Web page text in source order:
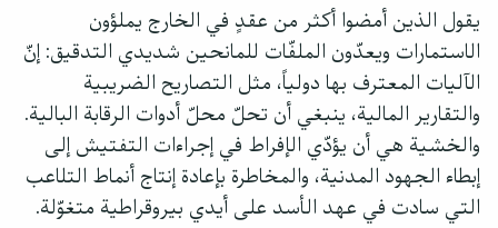
يقول الذين أمضوا أكثر من عقدٍ في الخارج يملؤون
الاستمارات ويعدّون الملفّات للمانحين شديدي التدقيق: إنّ
الآليات المعترف بها دولياً، مثل التصاريح الضريبية
والتقارير المالية، ينبغي أن تحلّ محلّ أدوات الرقابة البالية.
والخشية هي أن يؤدّي الإفراط في إجراءات التفتيش إلى
إبطاء الجهود المدنية، والمخاطرة بإعادة إنتاج أنماط التلاعب
التي سادت في عهد الأسد على أيدي بيروقراطية متغوّلة.